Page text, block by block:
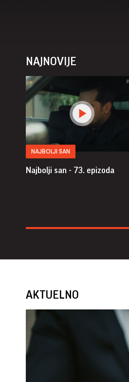
NAJNOVIJE
NAJBOLJI SAN
Najbolji san - 73. epizoda
AKTUELNO